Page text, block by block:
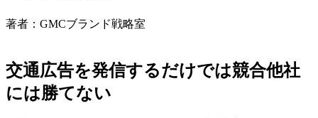
著者：GMCブランド戦略室
交通広告を発信するだけでは競合他社
には勝てない